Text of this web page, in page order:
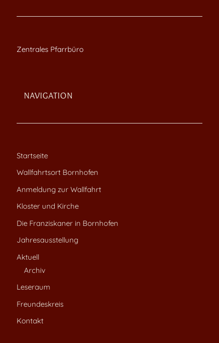
Zentrales Pfarrbüro
NAVIGATION
Startseite
Wallfahrtsort Bornhofen
Anmeldung zur Wallfahrt
Kloster und Kirche
Die Franziskaner in Bornhofen
Jahresausstellung
Aktuell
Archiv
Leseraum
Freundeskreis
Kontakt